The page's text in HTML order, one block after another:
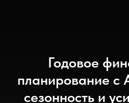
Годовое
планирование с
сезонность и